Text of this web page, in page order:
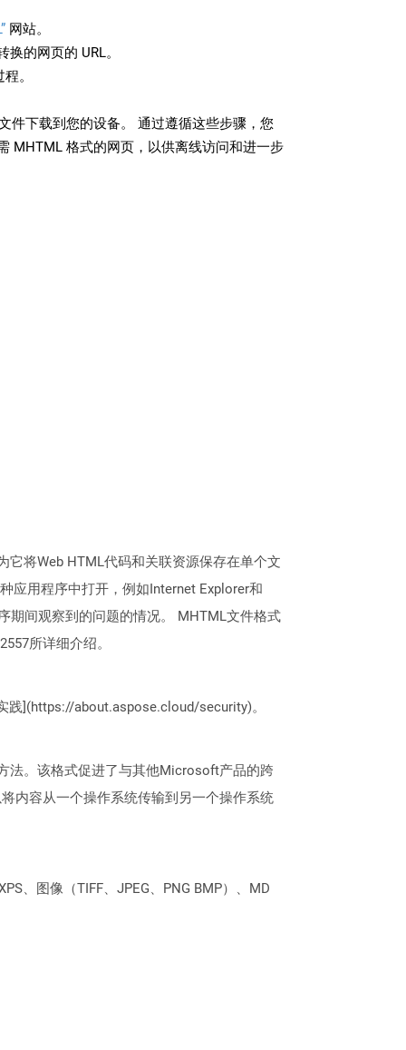
网站。
的网页的 URL。
。
件下载到您的设备。 通过遵循这些步骤，您
MHTML 格式的网页，以供离线访问和进一步
将Web HTML代码和关联资源保存在单个文
应用程序中打开，例如Internet Explorer和
间观察到的问题的情况。 MHTML文件格式
所详细介绍。
践](https://about.aspose.cloud/security)。
法。该格式促进了与其他Microsoft产品的跨
内容从一个操作系统传输到另一个操作系统
、图像（TIFF、JPEG、PNG BMP）、MD